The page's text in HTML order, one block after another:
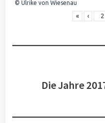
© Ulrike von Wiesenau
« ‹
Die Jahre